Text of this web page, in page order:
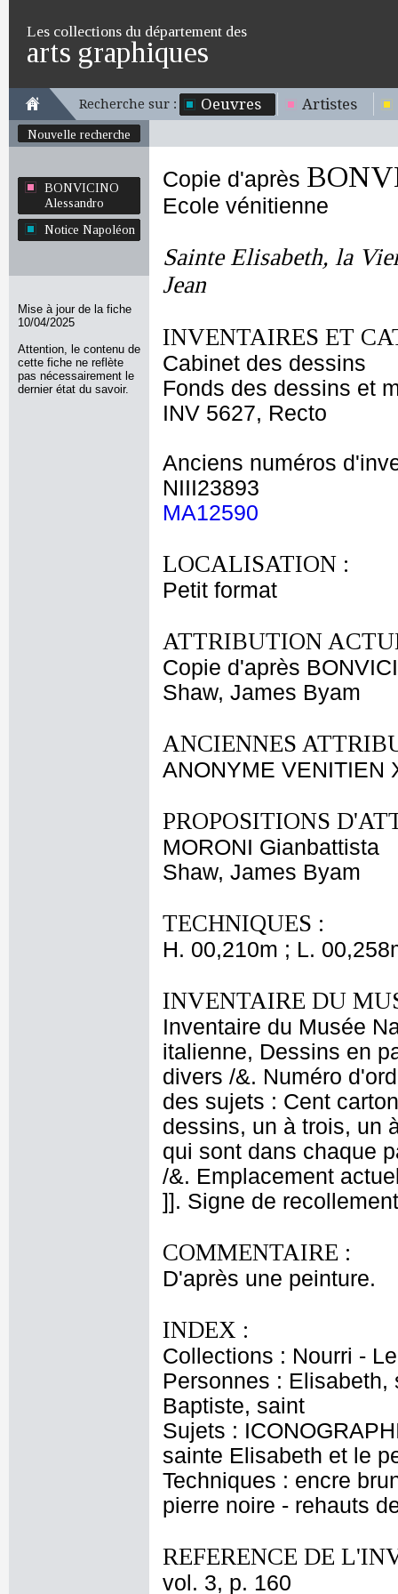
Les collections du département des
arts graphiques
Recherche sur : Oeuvres Artistes
Nouvelle recherche
BONVICINO
Alessandro
Notice Napoléon
Mise à jour de la fiche
10/04/2025
Attention, le contenu de
cette fiche ne reflète
pas nécessairement le
dernier état du savoir.
Copie d'après
Ecole vénitienne
Sainte Elisabeth, la
Jean
INVENTAIRES ET
Cabinet des dessins
Fonds des dessins et
INV 5627, Recto
Anciens numéros
NIII23893
MA12590
LOCALISATION :
Petit format
ATTRIBUTION
Copie d'après
Shaw, James Byam
ANCIENNES
ANONYME VENITIEN
PROPOSITIONS
MORONI Gianbattista
Shaw, James Byam
TECHNIQUES :
H. 00,210m ; L.
INVENTAIRE DU
Inventaire du Musée
italienne, Dessins en
divers /&. Numéro
des sujets : Cent
dessins, un à trois, un
qui sont dans chaque
/&. Emplacement
]]. Signe de
COMMENTAIRE :
D'après une peinture.
INDEX :
Collections : Nourri -
Personnes :
Baptiste, saint
Sujets :
sainte Elisabeth et le
Techniques : encre
pierre noire - rehauts
REFERENCE DE
vol. 3, p. 160